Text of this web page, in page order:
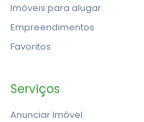
Imóveis para alugar
Empreendimentos
Favoritos
Serviços
Anunciar Imóvel